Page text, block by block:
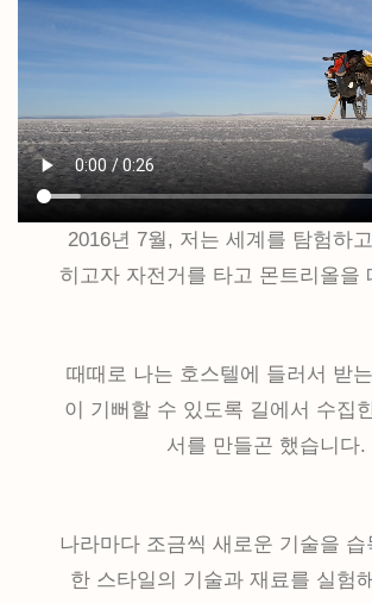
2016년 7월, 저는 세계를 탐험하
히고자 자전거를 타고 몬트리올을
때때로 나는 호스텔에 들러서 받
이 기뻐할 수 있도록 길에서 수집
서를 만들곤 했습니다.
나라마다 조금씩 새로운 기술을
한 스타일의 기술과 재료를 실험